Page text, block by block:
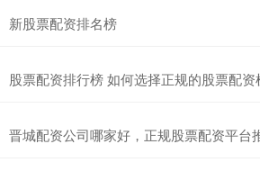
越多投资者的青睐。它通过杠杆效应，放大
新股票配资排名榜
股票配资排行榜 如何选择正规的股票配资
晋城配资公司哪家好，正规股票配资平台